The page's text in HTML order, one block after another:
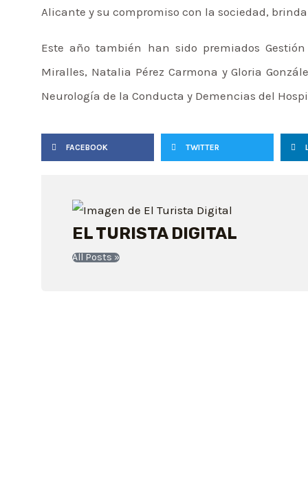
Alicante y su compromiso con la sociedad,
Este año también han sido premiados
Miralles, Natalia Pérez Carmona y Gloria
Neurología de la Conducta y Demencias del
FACEBOOK TWITTER
EL TURISTA DIGITAL
All Posts »